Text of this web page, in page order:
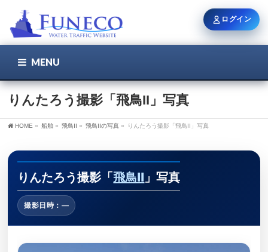
MENU
りんたろう撮影「飛鳥II」写真
HOME » 船舶 » 飛鳥II » 飛鳥IIの写真 » りんたろう撮影「飛鳥II」写真
りんたろう撮影「飛鳥II 」写真
撮影日時：—
ログイン
ユーザー名 / メール
ログイン状態を保持
新規登録 パスワードを忘れた方